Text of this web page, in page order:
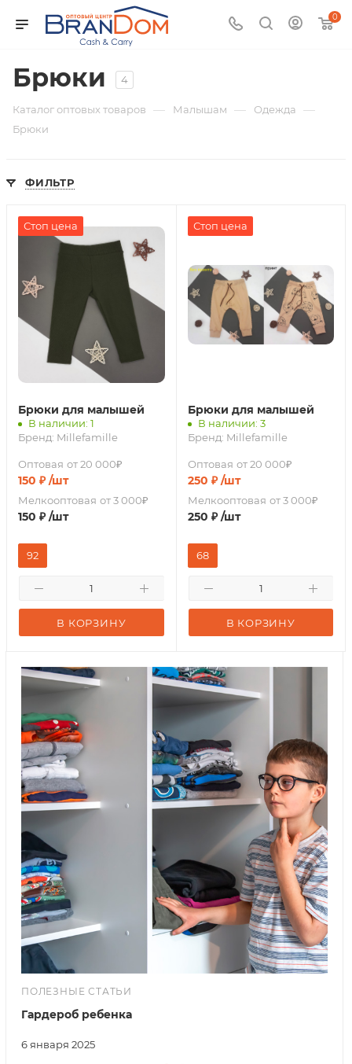
0
Брюки 4
Каталог оптовых товаров — Малышам — Одежда —
Брюки
ФИЛЬТР
Стоп цена
Брюки для малышей
В наличии: 1
Бренд: Millefamille
Оптовая от 20 000₽
150 ₽ /шт
Мелкооптовая от 3 000₽
150 ₽ /шт
В КОРЗИНУ
92
Стоп цена
Брюки для малышей
В наличии: 3
Бренд: Millefamille
Оптовая от 20 000₽
250 ₽ /шт
Мелкооптовая от 3 000₽
250 ₽ /шт
В КОРЗИНУ
68
ПОЛЕЗНЫЕ СТАТЬИ
6 января 2025
Гардероб ребенка